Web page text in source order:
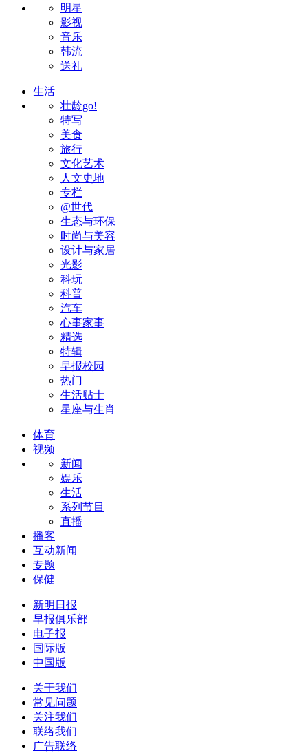
明星
影视
音乐
韩流
送礼
生活
壮龄go!
特写
美食
旅行
文化艺术
人文史地
专栏
@世代
生态与环保
时尚与美容
设计与家居
光影
科玩
科普
汽车
心事家事
精选
特辑
早报校园
热门
生活贴士
星座与生肖
体育
视频
新闻
娱乐
生活
系列节目
直播
播客
互动新闻
专题
保健
新明日报
早报俱乐部
电子报
国际版
中国版
关于我们
常见问题
关注我们
联络我们
广告联络